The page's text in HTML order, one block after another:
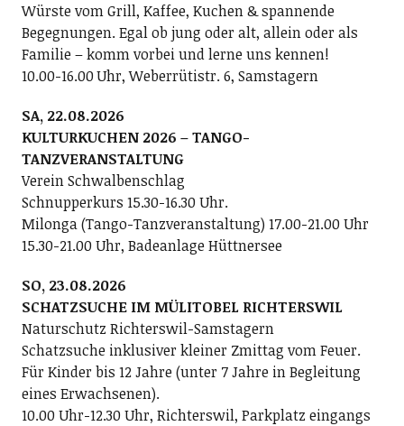
Würste vom Grill, Kaffee, Kuchen & spannende
Begegnungen. Egal ob jung oder alt, allein oder als
Familie – komm vorbei und lerne uns kennen!
10.00-16.00 Uhr, Weberrütistr. 6, Samstagern
SA, 22.08.2026
KULTURKUCHEN 2026 – TANGO-
TANZVERANSTALTUNG
Verein Schwalbenschlag
Schnupperkurs 15.30-16.30 Uhr.
Milonga (Tango-Tanzveranstaltung) 17.00-21.00 Uhr
15.30-21.00 Uhr, Badeanlage Hüttnersee
SO, 23.08.2026
SCHATZSUCHE IM MÜLITOBEL RICHTERSWIL
Naturschutz Richterswil-Samstagern
Schatzsuche inklusiver kleiner Zmittag vom Feuer.
Für Kinder bis 12 Jahre (unter 7 Jahre in Begleitung
eines Erwachsenen).
10.00 Uhr-12.30 Uhr, Richterswil, Parkplatz eingangs